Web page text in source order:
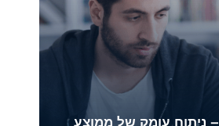
מודל VWAP – ניתוח עומק של ממוצע